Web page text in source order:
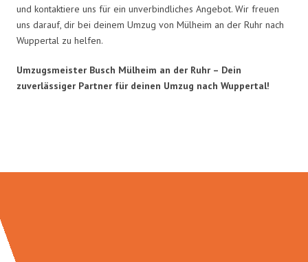
und kontaktiere uns für ein unverbindliches Angebot. Wir freuen
uns darauf, dir bei deinem Umzug von Mülheim an der Ruhr nach
Wuppertal zu helfen.
Umzugsmeister Busch Mülheim an der Ruhr – Dein
zuverlässiger Partner für deinen Umzug nach Wuppertal!